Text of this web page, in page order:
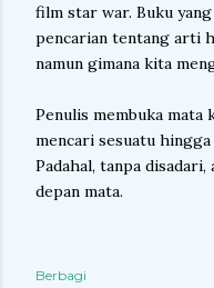
film star war. Buku
pencarian tentang arti
namun gimana kita
Penulis membuka mata
mencari sesuatu
Padahal, tanpa
depan mata.
Berbagi